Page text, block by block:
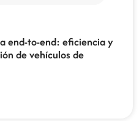
end-to-end: eficiencia y
de vehículos de